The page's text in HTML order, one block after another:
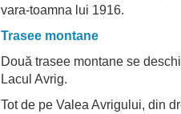
vara-toamna lui 1916.
Trasee montane
Două trasee montane se
Lacul Avrig.
Tot de pe Valea Avrigului, din